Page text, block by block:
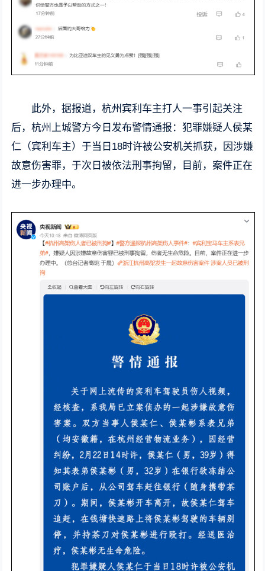
此外，据报道，杭州宾利车主打人一事引起关注
后，杭州上城警方今日发布警情通报：犯罪嫌疑人侯某
仁（宾利车主）于当日18时许被公安机关抓获，因涉嫌
故意伤害罪，于次日被依法刑事拘留，目前，案件正在
进一步办理中。